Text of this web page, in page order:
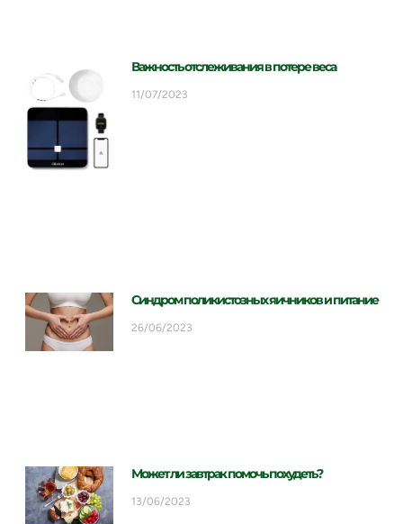
Важность отслеживания в потере веса
11/07/2023
Синдром поликистозных яичников и питание
26/06/2023
Может ли завтрак помочь похудеть?
13/06/2023